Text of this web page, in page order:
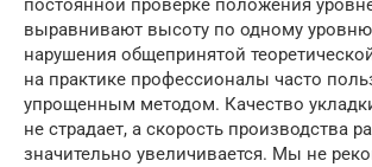
постоянной проверке положения
выравнивают высоту по одному
нарушения общепринятой
на практике профессионалы часто
упрощенным методом. Качество
не страдает, а скорость производства
значительно увеличивается. Мы не